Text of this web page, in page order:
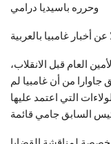
وحرره باسيديا درامي
عن أخبار غامبيا بالعربية
العام قبل الانقلاب،
جاوارا من أن غامبيا لم
التي اعتمد عليها